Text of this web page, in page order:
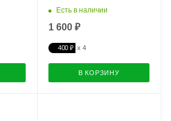
Есть в наличии
1 600 ₽
400 ₽
В КОРЗИНУ